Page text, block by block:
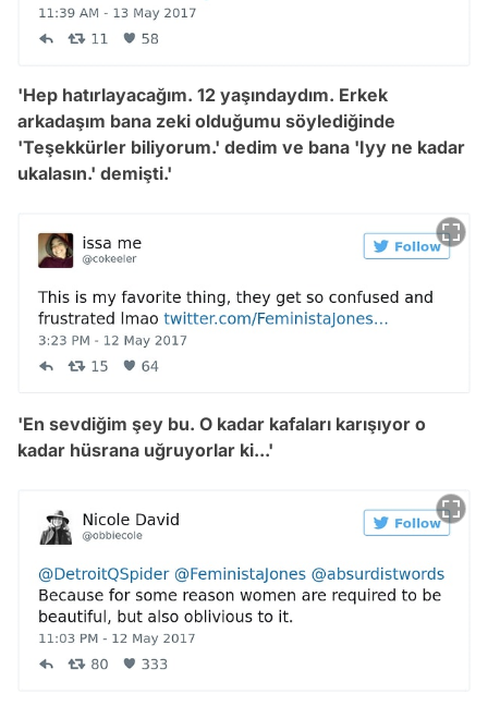
'Hep hatırlayacağım. 12 yaşındaydım. Erkek
arkadaşım bana zeki olduğumu söylediğinde
'Teşekkürler biliyorum.' dedim ve bana 'Iyy ne kadar
ukalasın.' demişti.'
'En sevdiğim şey bu. O kadar kafaları karışıyor o
kadar hüsrana uğruyorlar ki...'